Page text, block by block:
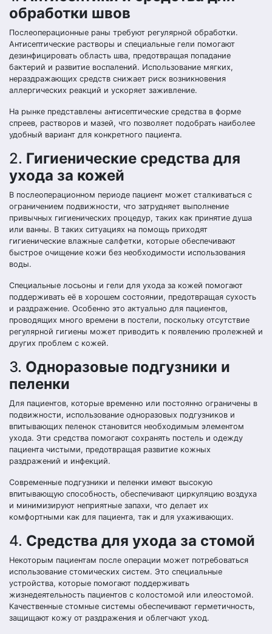
обработки швов
Послеоперационные раны требуют регулярной обработки.
Антисептические растворы и специальные гели помогают
дезинфицировать область шва, предотвращая попадание
бактерий и развитие воспалений. Использование мягких,
нераздражающих средств снижает риск возникновения
аллергических реакций и ускоряет заживление.
На рынке представлены антисептические средства в форме
спреев, растворов и мазей, что позволяет подобрать наиболее
удобный вариант для конкретного пациента.
2. Гигиенические средства для
ухода за кожей
В послеоперационном периоде пациент может сталкиваться с
ограничением подвижности, что затрудняет выполнение
привычных гигиенических процедур, таких как принятие душа
или ванны. В таких ситуациях на помощь приходят
гигиенические влажные салфетки, которые обеспечивают
быстрое очищение кожи без необходимости использования
воды.
Специальные лосьоны и гели для ухода за кожей помогают
поддерживать её в хорошем состоянии, предотвращая сухость
и раздражение. Особенно это актуально для пациентов,
проводящих много времени в постели, поскольку отсутствие
регулярной гигиены может приводить к появлению пролежней и
других проблем с кожей.
3. Одноразовые подгузники и
пеленки
Для пациентов, которые временно или постоянно ограничены в
подвижности, использование одноразовых подгузников и
впитывающих пеленок становится необходимым элементом
ухода. Эти средства помогают сохранять постель и одежду
пациента чистыми, предотвращая развитие кожных
раздражений и инфекций.
Современные подгузники и пеленки имеют высокую
впитывающую способность, обеспечивают циркуляцию воздуха
и минимизируют неприятные запахи, что делает их
комфортными как для пациента, так и для ухаживающих.
4. Средства для ухода за стомой
Некоторым пациентам после операции может потребоваться
использование стомических систем. Это специальные
устройства, которые помогают поддерживать
жизнедеятельность пациентов с колостомой или илеостомой.
Качественные стомные системы обеспечивают герметичность,
защищают кожу от раздражения и облегчают уход.